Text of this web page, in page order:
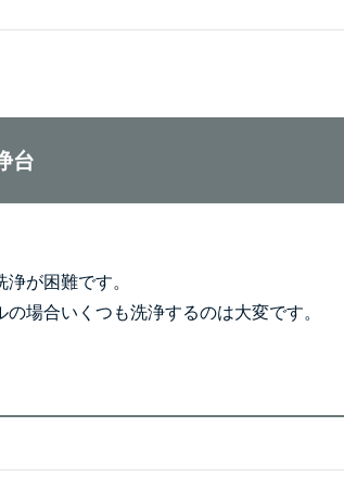
台
が困難です。
場合いくつも洗浄するのは大変です。